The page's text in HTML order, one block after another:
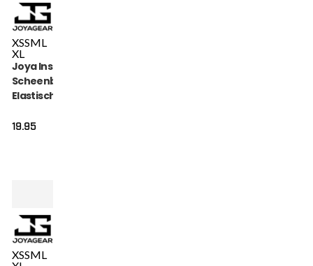
XSSML
XL
Joya Inschuif
Scheenbeschermer
Elastisch Katoen
19.95
XSSML